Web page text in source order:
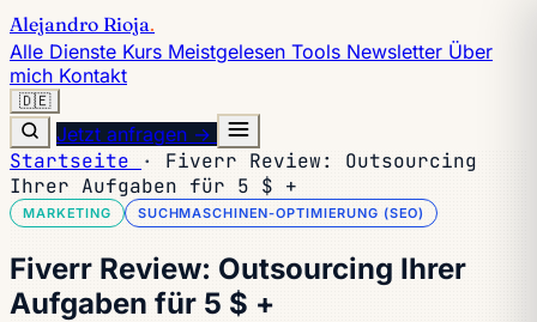
Alejandro Rioja.
Alle Dienste Kurs Meistgelesen Tools Newsletter Über
mich Kontakt
🇩🇪
Jetzt anfragen →
Startseite ·
Fiverr Review: Outsourcing
Ihrer Aufgaben für 5 $ +
MARKETING SUCHMASCHINEN-OPTIMIERUNG (SEO)
Fiverr Review: Outsourcing Ihrer
Aufgaben für 5 $ +